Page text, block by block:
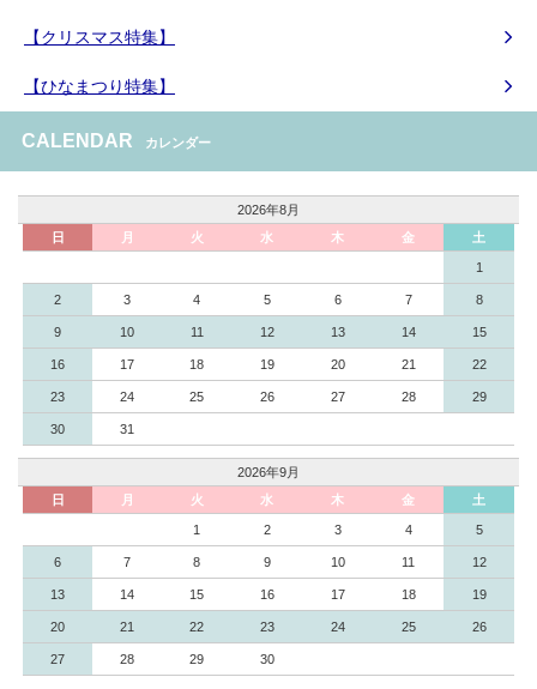
【クリスマス特集】
【ひなまつり特集】
CALENDAR カレンダー
2026年8月
日
月 火 水 木 金 土
1
2 3 4 5 6 7 8
9 10 11 12 13 14 15
16 17 18 19 20 21 22
23 24 25 26 27 28 29
30 31
2026年9月
日
月 火 水 木 金 土
1 2 3 4 5
6 7 8 9 10 11 12
13 14 15 16 17 18 19
20 21 22 23 24 25 26
27 28 29 30